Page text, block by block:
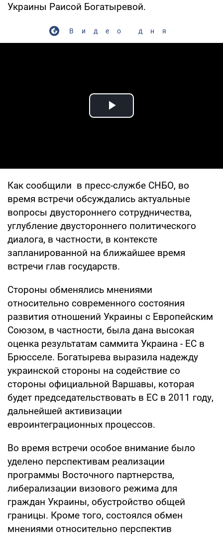
Украины Раисой Богатыревой.
Видео дня
Play Video
Как сообщили в пресс-службе СНБО, во
время встречи обсуждались актуальные
вопросы двустороннего сотрудничества,
углубление двустороннего политического
диалога, в частности, в контексте
запланированной на ближайшее время
встречи глав государств.
Стороны обменялись мнениями
относительно современного состояния
развития отношений Украины с Европейским
Союзом, в частности, была дана высокая
оценка результатам саммита Украина - ЕС в
Брюсселе. Богатырева выразила надежду
украинской стороны на содействие со
стороны официальной Варшавы, которая
будет председательствовать в ЕС в 2011 году,
дальнейшей активизации
евроинтеграционных процессов.
Во время встречи особое внимание было
уделено перспективам реализации
программы Восточного партнерства,
либерализации визового режима для
граждан Украины, обустройство общей
границы. Кроме того, состоялся обмен
мнениями относительно перспектив